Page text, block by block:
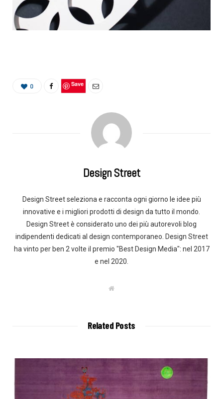
0 Save
Design Street
Design Street seleziona e racconta ogni giorno le idee più
innovative e i migliori prodotti di design da tutto il mondo.
Design Street è considerato uno dei più autorevoli blog
indipendenti dedicati al design contemporaneo. Design Street
ha vinto per ben 2 volte il premio "Best Design Media": nel 2017
e nel 2020.
W
Related Posts